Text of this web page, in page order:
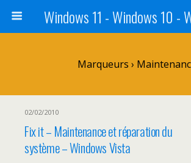
Marqueurs ›
02/02/2010
Fix it – Maintenance et réparation du
système – Windows Vista